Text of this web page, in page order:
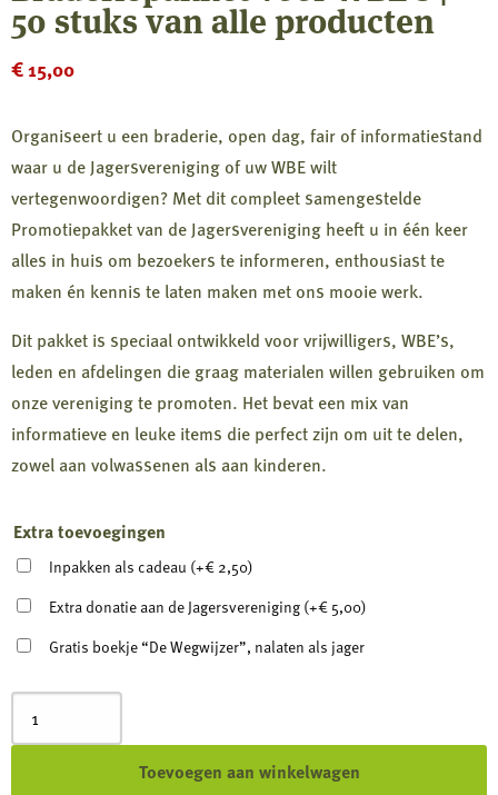
50 stuks van alle producten
€15,00
Organiseert u een braderie, open dag, fair of informatiestand
waar u de Jagersvereniging of uw WBE wilt
vertegenwoordigen? Met dit compleet samengestelde
Promotiepakket van de Jagersvereniging heeft u in één keer
alles in huis om bezoekers te informeren, enthousiast te
maken én kennis te laten maken met ons mooie werk.
Dit pakket is speciaal ontwikkeld voor vrijwilligers, WBE’s,
leden en afdelingen die graag materialen willen gebruiken om
onze vereniging te promoten. Het bevat een mix van
informatieve en leuke items die perfect zijn om uit te delen,
zowel aan volwassenen als aan kinderen.
Extra toevoegingen
Inpakken als cadeau (+€2,50)
Extra donatie aan de Jagersvereniging(+€5,00)
Gratis boekje “De Wegwijzer”, nalaten als jager
voor
Toevoegen aan winkelwagen